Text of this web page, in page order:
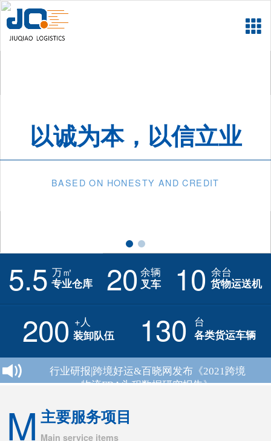
5.5 万㎡
专业仓库
以诚为本，以信立业
BASED ON HONESTY AND CREDIT
叉车
？
行业研报|跨境好运&百晓网发布《2021跨境
物流FBA头程数据研究报告》
主要服务项目
Main service items
M
20 余辆
200 130 台
装卸队伍
+人
10 余台
货物运送机
各类货运车辆